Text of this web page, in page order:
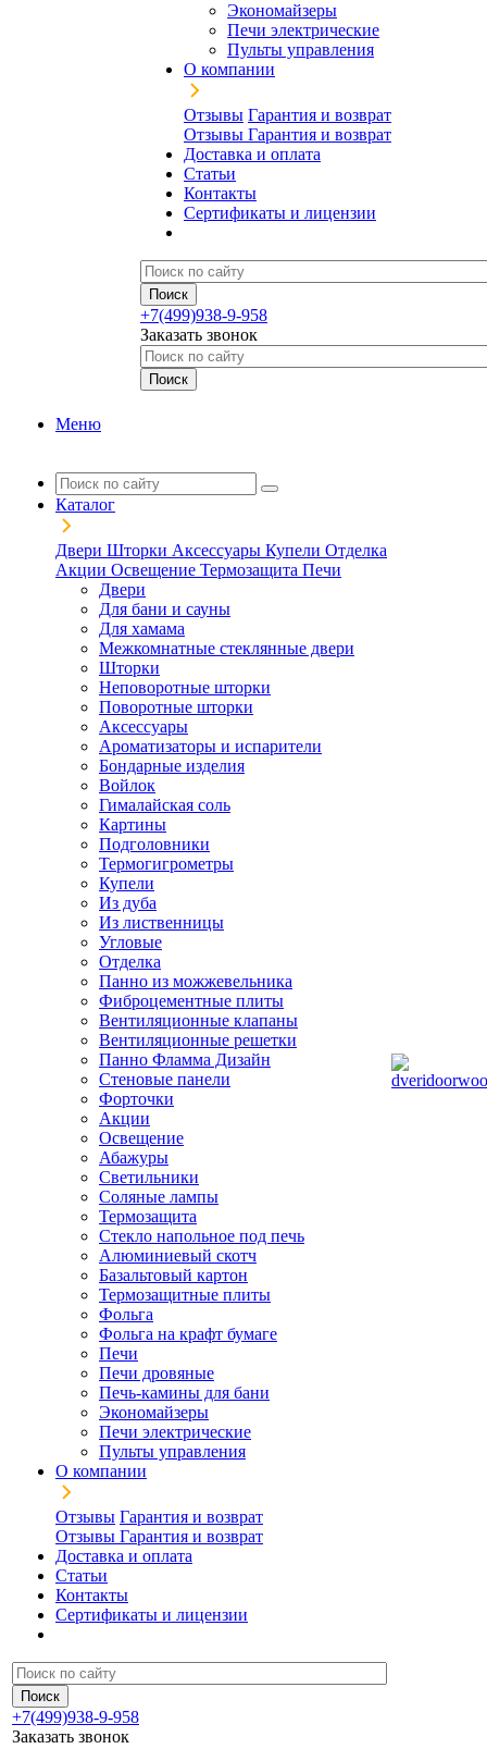
Экономайзеры
Печи электрические
Пульты управления
О компании
Отзывы Гарантия и возврат
Отзывы Гарантия и возврат
Доставка и оплата
Статьи
Контакты
Сертификаты и лицензии
+7(499)938-9-958
Заказать звонок
Меню
Каталог
Двери Шторки Аксессуары Купели Отделка
Акции Освещение Термозащита Печи
Двери
Для бани и сауны
Для хамама
Межкомнатные стеклянные двери
Шторки
Неповоротные шторки
Поворотные шторки
Аксессуары
Ароматизаторы и испарители
Бондарные изделия
Войлок
Гималайская соль
Картины
Подголовники
Термогигрометры
Купели
Из дуба
Из лиственницы
Угловые
Отделка
Панно из можжевельника
Фиброцементные плиты
Вентиляционные клапаны
Вентиляционные решетки
Панно Фламма Дизайн
Стеновые панели
Форточки
Акции
Освещение
Абажуры
Светильники
Соляные лампы
Термозащита
Стекло напольное под печь
Алюминиевый скотч
Базальтовый картон
Термозащитные плиты
Фольга
Фольга на крафт бумаге
Печи
Печи дровяные
Печь-камины для бани
Экономайзеры
Печи электрические
Пульты управления
О компании
Отзывы Гарантия и возврат
Отзывы Гарантия и возврат
Доставка и оплата
Статьи
Контакты
Сертификаты и лицензии
+7(499)938-9-958
Заказать звонок